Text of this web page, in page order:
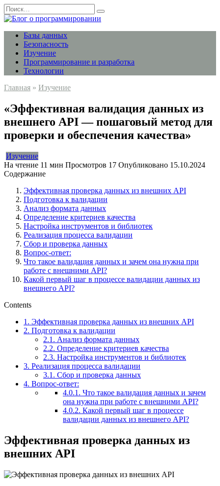
Перейти
к
содержанию
Search
for:
Базы данных
Безопасность
Изучение
Программирование и разработка
Технологии
Главная » Изучение
«Эффективная валидация данных из
внешнего API — пошаговый метод для
проверки и обеспечения качества»
Изучение
На чтение 11 мин Просмотров 17 Опубликовано 15.10.2024
Содержание
Эффективная проверка данных из внешних API
Подготовка к валидации
Анализ формата данных
Определение критериев качества
Настройка инструментов и библиотек
Реализация процесса валидации
Сбор и проверка данных
Вопрос-ответ:
Что такое валидация данных и зачем она нужна при
работе с внешними API?
Какой первый шаг в процессе валидации данных из
внешнего API?
Contents
1. Эффективная проверка данных из внешних API
2. Подготовка к валидации
2.1. Анализ формата данных
2.2. Определение критериев качества
2.3. Настройка инструментов и библиотек
3. Реализация процесса валидации
3.1. Сбор и проверка данных
4. Вопрос-ответ:
4.0.1. Что такое валидация данных и зачем
она нужна при работе с внешними API?
4.0.2. Какой первый шаг в процессе
валидации данных из внешнего API?
Эффективная проверка данных из
внешних API